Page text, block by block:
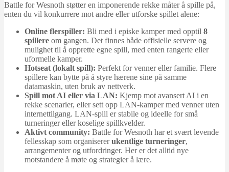
Battle for Wesnoth støtter en imponerende rekke måter å spille på,
enten du vil konkurrere mot andre eller utforske spillet alene:
Online flerspiller: Bli med i episke kamper med opptil 8
spillere om gangen. Det finnes både offisielle servere og
mulighet til å opprette egne spill, med enten rangerte eller
uformelle kamper.
Hotseat (lokalt spill): Perfekt for venner eller familie. Flere
spillere kan bytte på å styre hærene sine på samme
datamaskin, uten bruk av nettverk.
Spill mot AI eller via LAN: Kjemp mot avansert AI i en
rekke scenarier, eller sett opp LAN-kamper med venner uten
internettilgang. LAN-spill er stabile og ideelle for små
turneringer eller koselige spillkvelder.
Aktivt community: Battle for Wesnoth har et svært levende
fellesskap som organisererukentlige turneringer,
arrangementer og utfordringer. Her er det alltid nye
motstandere å møte og strategier å lære.